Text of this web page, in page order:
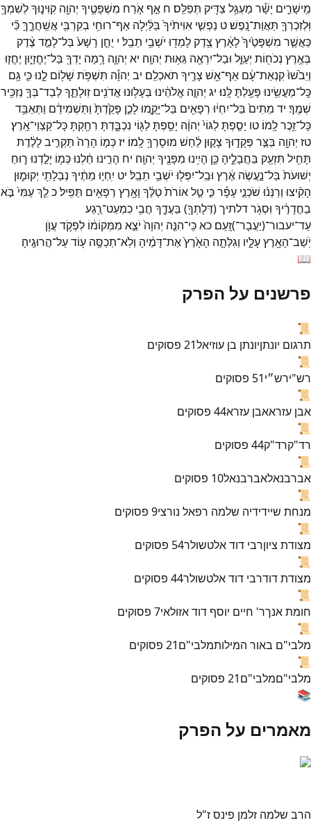
מֵֽישָׁרִ֑ים יָשָׁ֕ר מַעְגַּ֥ל צַדִּ֖יק תְּפַלֵּֽס׃ ח אַ֣ף אֹ֧רַח מִשְׁפָּטֶ֛יךָ יְהוָ֖ה קִוִּינ֑וּךָלְשִׁמְךָ֥
וּֽלְזִכְרְךָ֖ תַּאֲוַת־נָֽפֶשׁ׃ט נַפְשִׁ֤י אִוִּיתִ֙יךָ֙ בַּלַּ֔יְלָה אַף־רוּחִ֥י בְקִרְבִּ֖י אֲשַֽׁחֲרֶ֑ךָּכִּ֞י
כַּאֲשֶׁ֤ר מִשְׁפָּטֶ֙יךָ֙לָאָ֔רֶץ צֶ֥דֶק לָמְד֖וּ יֹשְׁבֵ֥י תֵבֵֽל׃ י יֻחַ֤ן רָשָׁע֙ בַּל־לָמַ֣ד צֶ֔דֶק
בְּאֶ֥רֶץ נְכֹח֖וֹת יְעַוֵּ֑ל וּבַל־יִרְאֶ֖ה גֵּא֥וּת יְהוָֽה׃ יא יְהוָ֛ה רָ֥מָה יָדְךָ֖ בַּל־יֶחֱזָי֑וּן יֶחֱז֤וּ
וְיֵבֹ֙שׁוּ֙קִנְאַת־עָ֔ם אַף־אֵ֖שׁ צָרֶ֥יךָ תֹאכְלֵֽם׃ יב יְהוָ֕ה תִּשְׁפֹּ֥ת שָׁל֖וֹם לָ֑נוּכִּ֛י גַּ֥ם
כָּֽל־מַעֲשֵׂ֖ינוּ פָּעַ֥לְתָּלָּֽנוּ׃ יג יְהוָ֣ה אֱלֹהֵ֔ינוּ בְּעָל֥וּנוּאֲדֹנִ֖ים זֽוּלָתֶ֑ךָלְבַד־בְּךָ֖ נַזְכִּ֥יר
שְׁמֶֽךָ׃ יד מֵתִים֙ בַּל־יִחְי֔וּ רְפָאִ֖ים בַּל־יָקֻ֑מוּלָכֵ֤ן פָּקַ֙דְתָּ֙ וַתַּשְׁמִידֵ֔ם וַתְּאַבֵּ֥ד
כָּל־זֵ֖כֶרלָֽמוֹ׃ טו יָסַ֤פְתָּלַגּוֹי֙ יְהוָ֔ה יָסַ֥פְתָּלַגּ֖וֹי נִכְבָּ֑דְתָּ רִחַ֖קְתָּכָּל־קַצְוֵי־אָֽרֶץ׃
טז יְהוָ֖ה בַּצַּ֣ר פְּקָד֑וּךָ צָק֣וּן לַ֔חַשׁ מוּסָרְךָ֖לָֽמוֹ׃ יזכְּמ֤וֹ הָרָה֙ תַּקְרִ֣יבלָלֶ֔דֶת
תָּחִ֥יל תִּזְעַ֖ק בַּחֲבָלֶ֑יהָ כֵּ֛ן הָיִ֥ינוּ מִפָּנֶ֖יךָ יְהוָֽה׃ יח הָרִ֣ינוּ חַ֔לְנוּכְּמ֖וֹ יָלַ֣דְנוּ ר֑וּחַ
יְשׁוּעֹת֙ בַּל־נַ֣עֲשֶׂה אֶ֔רֶץ וּבַֽל־יִפְּל֖וּ יֹשְׁבֵ֥י תֵבֵֽל׃ יט יִֽחְי֣וּ מֵתֶ֔יךָ נְבֵלָתִ֖י יְקוּמ֑וּן
הָקִ֨יצוּ וְרַנְּנ֜וּ שֹׁכְנֵ֣י עָפָ֗רכִּ֣י טַ֤לאוֹרֹת֙טַלֶּ֔ךָ וָאָ֖רֶץ רְפָאִ֥ים תַּפִּֽיל׃כלֵ֤ךְעַמִּי֙ בֹּ֣א
בַחֲדָרֶ֔יךָ וּֽסְגֹ֥רדלתיך(דְּלָתְךָ֖) בַּעֲדֶ֑ךָ חֲבִ֥י כִמְעַט־רֶ֖גַע
עַד־יעבור־(יַעֲבָר־)זָֽעַם׃ כאכִּֽי־הִנֵּ֤ה יְהוָה֙ יֹצֵ֣א מִמְּקוֹמ֔וֹ לִפְקֹ֛דעֲוֺ֥ן
יֹֽשֵׁב־הָאָ֖רֶץעָלָ֑יו וְגִלְּתָ֤ה הָאָ֙רֶץ֙אֶת־דָּמֶ֔יהָ וְלֹֽא־תְכַסֶּ֥ה ע֖וֹדעַל־הֲרוּגֶֽיהָ׃
📖
פרשנים על הפרק
📜
תרגום יונתןיונתן בן עוזיאל21 פסוקים
📜
רש"ירש״י51 פסוקים
📜
אבן עזראאבן עזרא44 פסוקים
📜
רד"קרד"ק44 פסוקים
📜
אברבנאלאברבנאל10 פסוקים
📜
מנחת שיידידיה שלמה רפאל נורצי9 פסוקים
📜
מצודת ציוןרבי דוד אלטשולר54 פסוקים
📜
מצודת דודרבי דוד אלטשולר44 פסוקים
📜
חומת אנךר' חיים יוסף דוד אזולאי7 פסוקים
📜
מלבי"ם באור המילותמלבי"ם21 פסוקים
📜
מלבי"םמלבי"ם21 פסוקים
📚
מאמרים על הפרק
הרב שלמה זלמן פינס ז"ל